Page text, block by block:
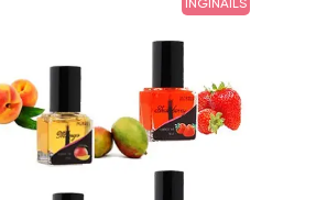
INGINAILS